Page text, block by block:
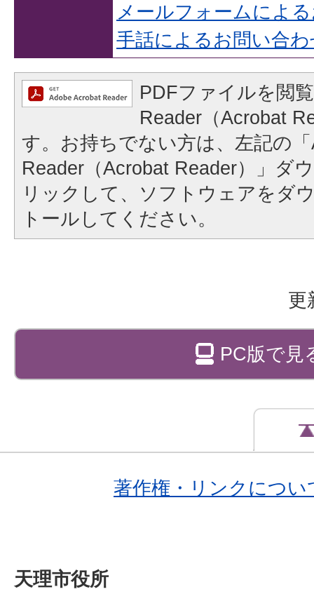
メールフォームによ
手話によるお問い合
PDFファイルを閲
Reader（Acrobat
す。お持ちでない方は、左記の
Reader（Acrobat Reader）」ダ
リックして、ソフトウェアをダ
トールしてください。
更
PC版で見
著作権・リンクについ
天理市役所